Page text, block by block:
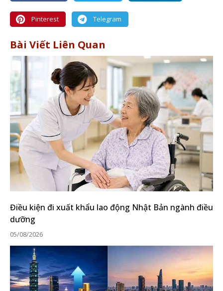
Pinterest Telegram
Bài Viết Liên Quan
Điều kiện đi xuất khẩu lao động Nhật Bản ngành điều
dưỡng
05/08/2026